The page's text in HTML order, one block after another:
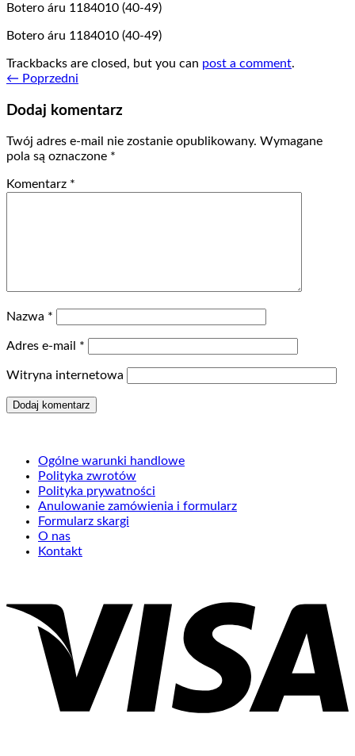
Botero áru 1184010 (40-49)
Botero áru 1184010 (40-49)
Trackbacks are closed, but you can post a comment.
← Poprzedni
Dodaj komentarz
Twój adres e-mail nie zostanie opublikowany. Wymagane
pola są oznaczone *
Komentarz *
Nazwa *
Adres e-mail *
Witryna internetowa
Ogólne warunki handlowe
Polityka zwrotów
Polityka prywatności
Anulowanie zamówienia i formularz
Formularz skargi
O nas
Kontakt